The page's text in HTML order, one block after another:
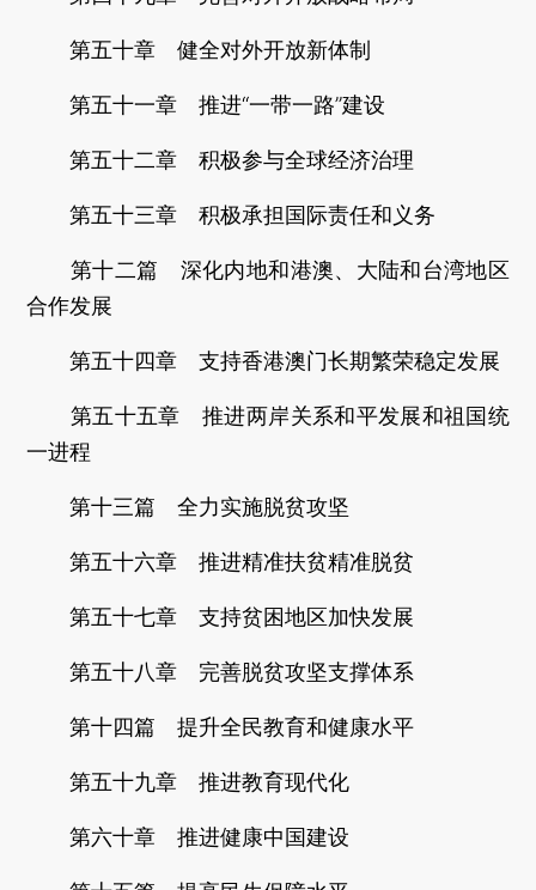
第五十章 健全对外开放新体制
第五十一章 推进“一带一路”建设
第五十二章 积极参与全球经济治理
第五十三章 积极承担国际责任和义务
第十二篇 深化内地和港澳、大陆和台湾地区
合作发展
第五十四章 支持香港澳门长期繁荣稳定发展
第五十五章 推进两岸关系和平发展和祖国统
一进程
第十三篇 全力实施脱贫攻坚
第五十六章 推进精准扶贫精准脱贫
第五十七章 支持贫困地区加快发展
第五十八章 完善脱贫攻坚支撑体系
第十四篇 提升全民教育和健康水平
第五十九章 推进教育现代化
第六十章 推进健康中国建设